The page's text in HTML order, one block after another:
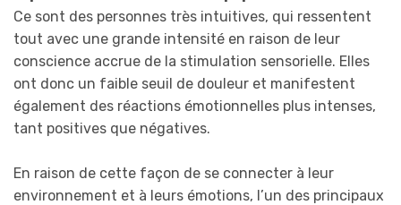
Ce sont des personnes très intuitives, qui ressentent
tout avec une grande intensité en raison de leur
conscience accrue de la stimulation sensorielle. Elles
ont donc un faible seuil de douleur et manifestent
également des réactions émotionnelles plus intenses,
tant positives que négatives.
En raison de cette façon de se connecter à leur
environnement et à leurs émotions, l’un des principaux